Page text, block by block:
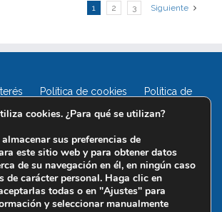
1 2 3 Siguiente
Política de cookies
Política de
privacidad
cookies. ¿Para qué se utilizan?
sus preferencias de
este sitio web y para obtener datos
de su navegación en él, en ningún caso
de carácter personal. Haga clic en
todas o en "Ajustes" para
y seleccionar manualmente